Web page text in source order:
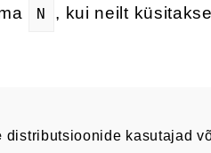
N
, kui neilt
distributsioonide kasutajad